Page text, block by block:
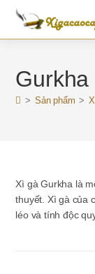
Skip
content
Gurkha
> Sản phẩm >
Xì gà Gurkha là
thuyết. Xì gà của
léo và tính độc